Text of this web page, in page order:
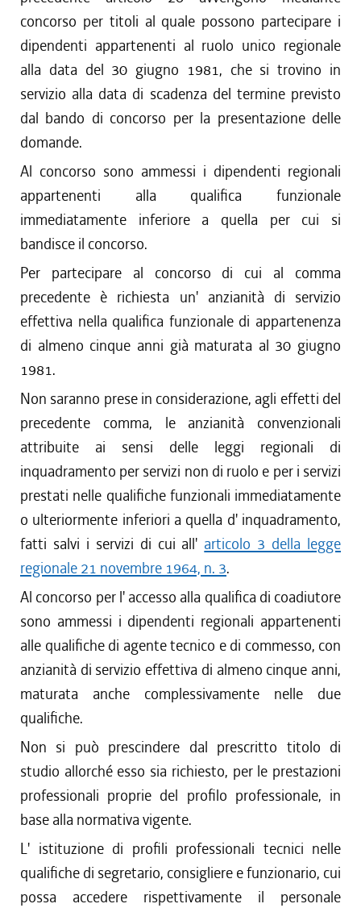
concorso per titoli al quale possono partecipare i
dipendenti appartenenti al ruolo unico regionale
alla data del 30 giugno 1981, che si trovino in
servizio alla data di scadenza del termine previsto
dal bando di concorso per la presentazione delle
domande.
Al concorso sono ammessi i dipendenti regionali
appartenenti alla qualifica funzionale
immediatamente inferiore a quella per cui si
bandisce il concorso.
Per partecipare al concorso di cui al comma
precedente è richiesta un' anzianità di servizio
effettiva nella qualifica funzionale di appartenenza
di almeno cinque anni già maturata al 30 giugno
1981.
Non saranno prese in considerazione, agli effetti del
precedente comma, le anzianità convenzionali
attribuite ai sensi delle leggi regionali di
inquadramento per servizi non di ruolo e per i servizi
prestati nelle qualifiche funzionali immediatamente
o ulteriormente inferiori a quella d' inquadramento,
fatti salvi i servizi di cui all' articolo 3 della legge
regionale 21 novembre 1964, n. 3.
Al concorso per l' accesso alla qualifica di coadiutore
sono ammessi i dipendenti regionali appartenenti
alle qualifiche di agente tecnico e di commesso, con
anzianità di servizio effettiva di almeno cinque anni,
maturata anche complessivamente nelle due
qualifiche.
Non si può prescindere dal prescritto titolo di
studio allorché esso sia richiesto, per le prestazioni
professionali proprie del profilo professionale, in
base alla normativa vigente.
L' istituzione di profili professionali tecnici nelle
qualifiche di segretario, consigliere e funzionario, cui
possa accedere rispettivamente il personale